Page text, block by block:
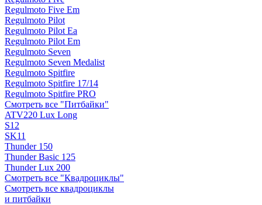
Regulmoto Five Em
Regulmoto Pilot
Regulmoto Pilot Ea
Regulmoto Pilot Em
Regulmoto Seven
Regulmoto Seven Medalist
Regulmoto Spitfire
Regulmoto Spitfire 17/14
Regulmoto Spitfire PRO
Смотреть все "Питбайки"
ATV220 Lux Long
S12
SK11
Thunder 150
Thunder Basic 125
Thunder Lux 200
Смотреть все "Квадроциклы"
Смотреть все квадроциклы
и питбайки